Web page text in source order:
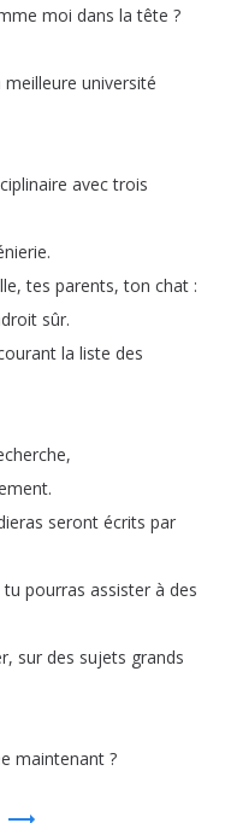
moi dans la tête ?
meilleure université
avec trois
.
,tes parents,ton chat :
sûr.
la liste des
,
.
seront écrits par
tu pourras assister à des
, sur des sujets grands
maintenant ?